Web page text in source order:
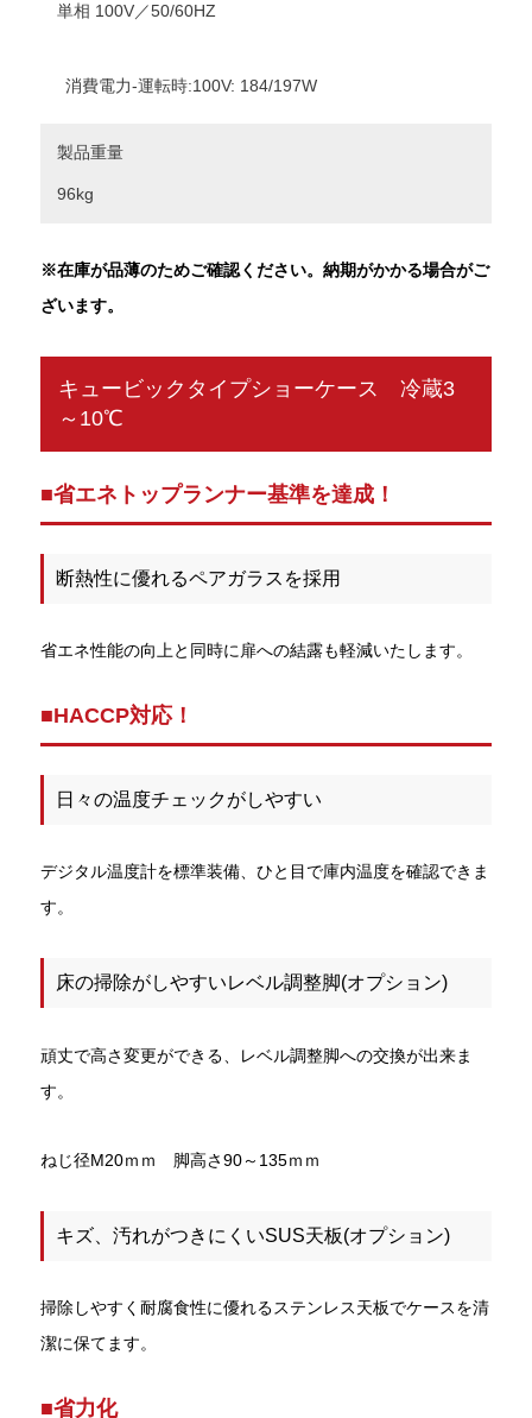
単相 100V／50/60HZ
消費電力-運転時:100V: 184/197W
製品重量
96kg
※在庫が品薄のためご確認ください。納期がかかる場合がご
ざいます。
キュービックタイプショーケース 冷蔵3
～10℃
■省エネトップランナー基準を達成！
断熱性に優れるペアガラスを採用
省エネ性能の向上と同時に扉への結露も軽減いたします。
■HACCP対応！
日々の温度チェックがしやすい
デジタル温度計を標準装備、ひと目で庫内温度を確認できま
す。
床の掃除がしやすいレベル調整脚(オプション)
頑丈で高さ変更ができる、レベル調整脚への交換が出来ま
す。
ねじ径M20ｍｍ 脚高さ90～135ｍｍ
キズ、汚れがつきにくいSUS天板(オプション)
掃除しやすく耐腐食性に優れるステンレス天板でケースを清
潔に保てます。
■省力化